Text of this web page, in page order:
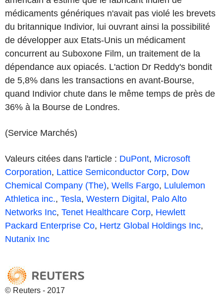
médicaments génériques n'avait pas violé les brevets
du britannique Indivior, lui ouvrant ainsi la possibilité
de développer aux Etats-Unis un médicament
concurrent au Suboxone Film, un traitement de la
dépendance aux opiacés. L'action Dr Reddy's bondit
de 5,8% dans les transactions en avant-Bourse,
quand Indivior chute dans le même temps de près de
36% à la Bourse de Londres.
(Service Marchés)
Valeurs citées dans l'article : DuPont, Microsoft
Corporation, Lattice Semiconductor Corp, Dow
Chemical Company (The), Wells Fargo, Lululemon
Athletica inc., Tesla, Western Digital, Palo Alto
Networks Inc, Tenet Healthcare Corp, Hewlett
Packard Enterprise Co, Hertz Global Holdings Inc,
Nutanix Inc
© Reuters - 2017